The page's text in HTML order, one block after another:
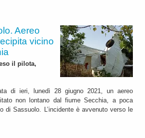
Aereo
vicino
il pilota,
di ieri, lunedì 28 giugno 2021, un aereo
non lontano dal fiume Secchia, a poca
di Sassuolo. L’incidente è avvenuto verso le